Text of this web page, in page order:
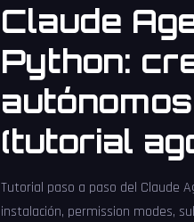
Claude
Python:
(tutorial
Tutorial paso a paso del Claude
instalación, permission modes,